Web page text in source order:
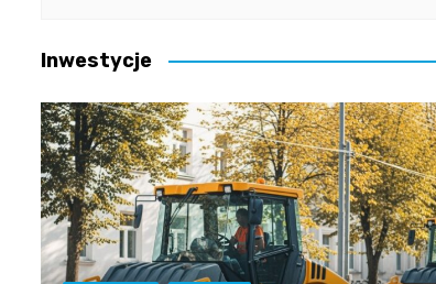
Inwestycje